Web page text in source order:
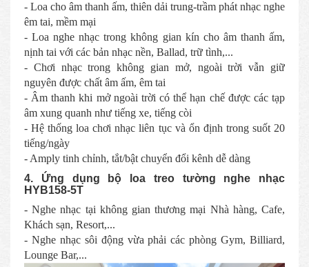
- Loa cho âm thanh ấm, thiên dải trung-trầm phát nhạc nghe
êm tai, mềm mại
- Loa nghe nhạc trong không gian kín cho âm thanh ấm,
nịnh tai với các bản nhạc nền, Ballad, trữ tình,...
- Chơi nhạc trong không gian mở, ngoài trời vẫn giữ
nguyên được chất âm ấm, êm tai
- Âm thanh khi mở ngoài trời có thể hạn chế được các tạp
âm xung quanh như tiếng xe, tiếng còi
- Hệ thống loa chơi nhạc liên tục và ổn định trong suốt 20
tiếng/ngày
- Amply tinh chỉnh, tắt/bật chuyển đổi kênh dễ dàng
4. Ứng dụng bộ loa treo tường nghe nhạc
HYB158-5T
- Nghe nhạc tại không gian thương mại Nhà hàng, Cafe,
Khách sạn, Resort,...
- Nghe nhạc sôi động vừa phải các phòng Gym, Billiard,
Lounge Bar,...